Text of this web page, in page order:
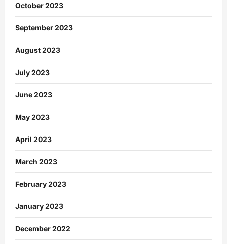
October 2023
September 2023
August 2023
July 2023
June 2023
May 2023
April 2023
March 2023
February 2023
January 2023
December 2022